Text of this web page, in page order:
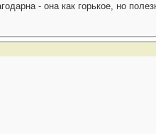
- она как горькое, но